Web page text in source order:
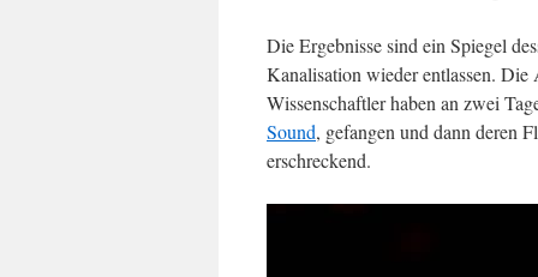
Die Ergebnisse sind ein Spiegel
Kanalisation wieder entlassen. Die
Wissenschaftler haben an zwei
Sound, gefangen und dann deren
erschreckend.